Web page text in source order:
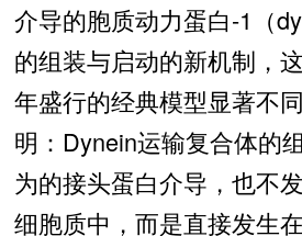
介导的胞质动力蛋白-1（
的组装与启动的新机制，
年盛行的经典模型显著不
明：Dynein运输复合体的
为的接头蛋白介导，也不
细胞质中，而是直接发生